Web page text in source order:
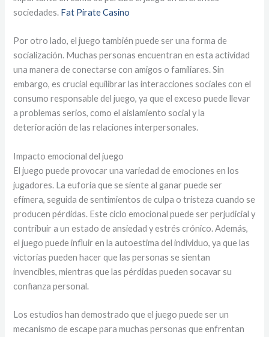
sociedades. Fat Pirate Casino
Por otro lado, el juego también puede ser una forma de
socialización. Muchas personas encuentran en esta actividad
una manera de conectarse con amigos o familiares. Sin
embargo, es crucial equilibrar las interacciones sociales con el
consumo responsable del juego, ya que el exceso puede llevar
a problemas serios, como el aislamiento social y la
deterioración de las relaciones interpersonales.
Impacto emocional del juego
El juego puede provocar una variedad de emociones en los
jugadores. La euforia que se siente al ganar puede ser
efímera, seguida de sentimientos de culpa o tristeza cuando se
producen pérdidas. Este ciclo emocional puede ser perjudicial y
contribuir a un estado de ansiedad y estrés crónico. Además,
el juego puede influir en la autoestima del individuo, ya que las
victorias pueden hacer que las personas se sientan
invencibles, mientras que las pérdidas pueden socavar su
confianza personal.
Los estudios han demostrado que el juego puede ser un
mecanismo de escape para muchas personas que enfrentan